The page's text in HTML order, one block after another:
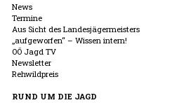
News
Termine
Aus Sicht des Landesjägermeisters
„aufgeworfen“ – Wissen intern!
OÖ Jagd TV
Newsletter
Rehwildpreis
RUND UM DIE JAGD